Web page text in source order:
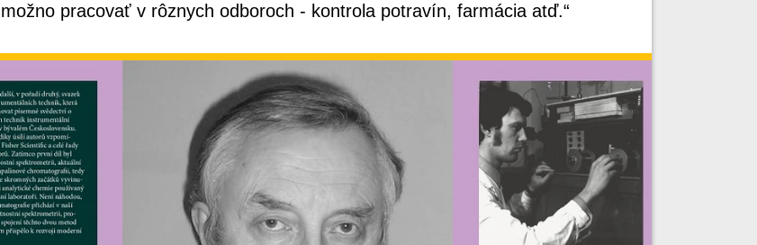
možno pracovať v rôznych odboroch ‐ kontrola potravín, farmácia atď.“